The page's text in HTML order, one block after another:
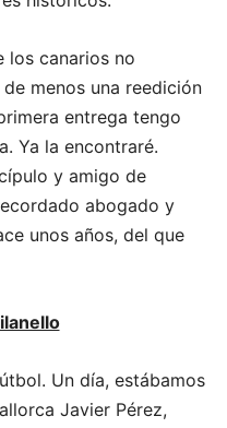
los canarios no
menos una reedición
entrega tengo
Ya la encontraré.
y amigo de
abogado y
unos años, del que
Un día, estábamos
Javier Pérez,